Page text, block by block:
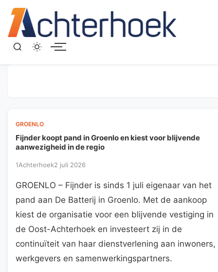
GROENLO
Fijnder koopt pand in Groenlo en kiest voor blijvende
aanwezigheid in de regio
1Achterhoek2 juli 2026
GROENLO – Fijnder is sinds 1 juli eigenaar van het
pand aan De Batterij in Groenlo. Met de aankoop
kiest de organisatie voor een blijvende vestiging in
de Oost-Achterhoek en investeert zij in de
continuïteit van haar dienstverlening aan inwoners,
werkgevers en samenwerkingspartners.